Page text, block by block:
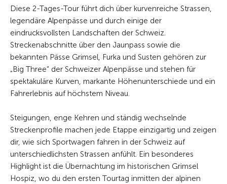
Diese 2-Tages-Tour führt dich über kurvenreiche Strassen,
legendäre Alpenpässe und durch einige der
eindrucksvollsten Landschaften der Schweiz.
Streckenabschnitte über den Jaunpass sowie die
bekannten Pässe Grimsel, Furka und Susten gehören zur
„Big Three“ der Schweizer Alpenpässe und stehen für
spektakuläre Kurven, markante Höhenunterschiede und ein
Fahrerlebnis auf höchstem Niveau.
Steigungen, enge Kehren und ständig wechselnde
Streckenprofile machen jede Etappe einzigartig und zeigen
dir, wie sich Sportwagen fahren in der Schweiz auf
unterschiedlichsten Strassen anfühlt. Ein besonderes
Highlight ist die Übernachtung im historischen Grimsel
Hospiz, wo du den ersten Tourtag inmitten der alpinen